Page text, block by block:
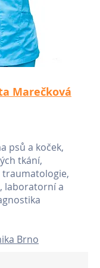
Marečková
psů a koček,
tkání,
traumatologie,
laboratorní a
Brno